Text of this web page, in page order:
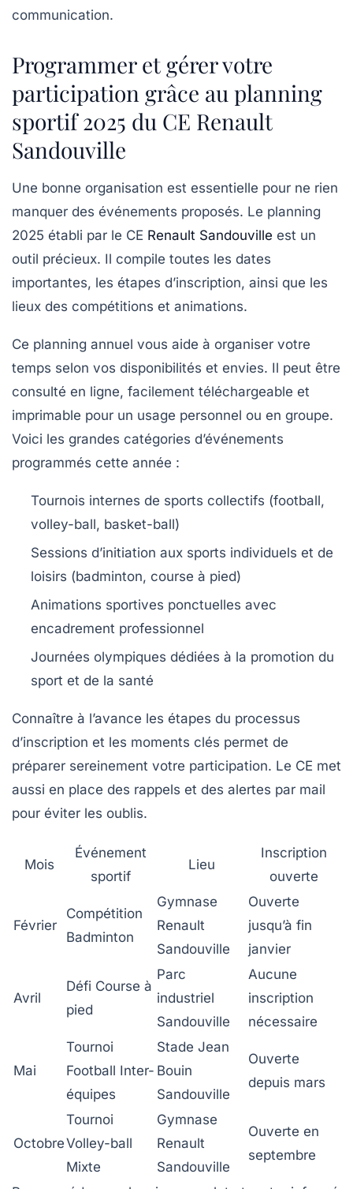
communication.
Programmer et gérer votre
participation grâce au planning
sportif 2025 du CE Renault
Sandouville
Une bonne organisation est essentielle pour ne rien
manquer des événements proposés. Le planning
2025 établi par le CE Renault Sandouville est un
outil précieux. Il compile toutes les dates
importantes, les étapes d’inscription, ainsi que les
lieux des compétitions et animations.
Ce planning annuel vous aide à organiser votre
temps selon vos disponibilités et envies. Il peut être
consulté en ligne, facilement téléchargeable et
imprimable pour un usage personnel ou en groupe.
Voici les grandes catégories d’événements
programmés cette année :
Tournois internes de sports collectifs (football,
volley-ball, basket-ball)
Sessions d’initiation aux sports individuels et de
loisirs (badminton, course à pied)
Animations sportives ponctuelles avec
encadrement professionnel
Journées olympiques dédiées à la promotion du
sport et de la santé
Connaître à l’avance les étapes du processus
d’inscription et les moments clés permet de
préparer sereinement votre participation. Le CE met
aussi en place des rappels et des alertes par mail
pour éviter les oublis.
Mois
Événement
sportif
Lieu
Inscription
ouverte
Février
Compétition
Badminton
Gymnase
Renault
Sandouville
Ouverte
jusqu’à fin
janvier
Avril
Défi Course à
pied
Parc
industriel
Sandouville
Aucune
inscription
nécessaire
Mai
Tournoi
Football Inter-
équipes
Stade Jean
Bouin
Sandouville
Ouverte
depuis mars
Octobre
Tournoi
Volley-ball
Mixte
Gymnase
Renault
Sandouville
Ouverte en
septembre